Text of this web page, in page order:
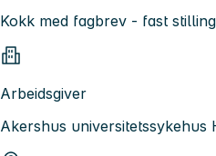
Kokk med fagbrev - fast stilling
Arbeidsgiver
Akershus universitetssykehus